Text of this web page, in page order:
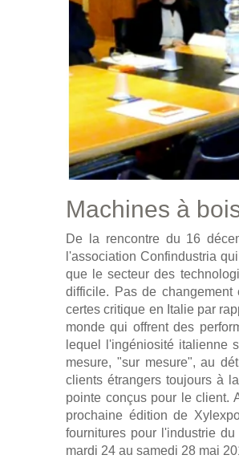
Machines à
De la rencontre du 16
l'association Confindustria
que le secteur des
difficile. Pas de
certes critique en Italie par
monde qui offrent des
lequel l'ingéniosité italienne
mesure, "sur mesure", au
clients étrangers toujours à
pointe conçus pour le client.
prochaine édition de
fournitures pour l'industrie
mardi 24 au samedi 28 mai